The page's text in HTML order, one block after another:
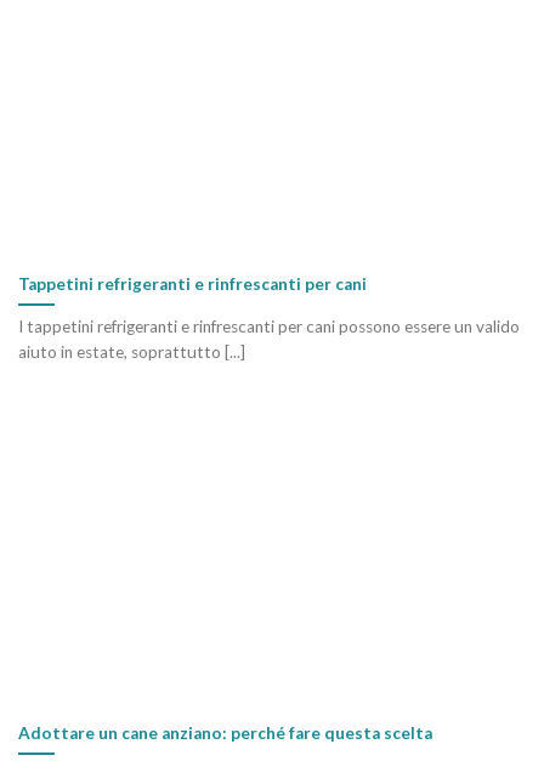
Tappetini refrigeranti e rinfrescanti per cani
I tappetini refrigeranti e rinfrescanti per cani possono essere un valido
aiuto in estate, soprattutto [...]
Adottare un cane anziano: perché fare questa scelta